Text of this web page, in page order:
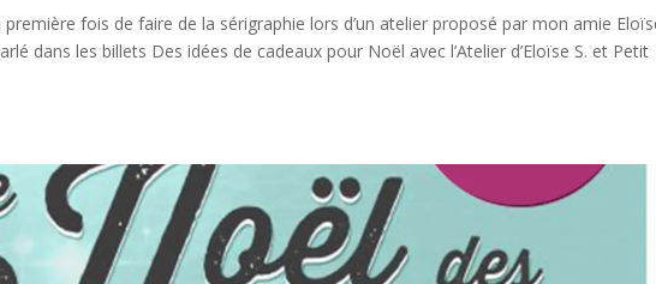
première fois de faire de la sérigraphie lors d’un atelier proposé par mon amie
dans les billets Des idées de cadeaux pour Noël avec l’Atelier d’Eloïse S. et Petit